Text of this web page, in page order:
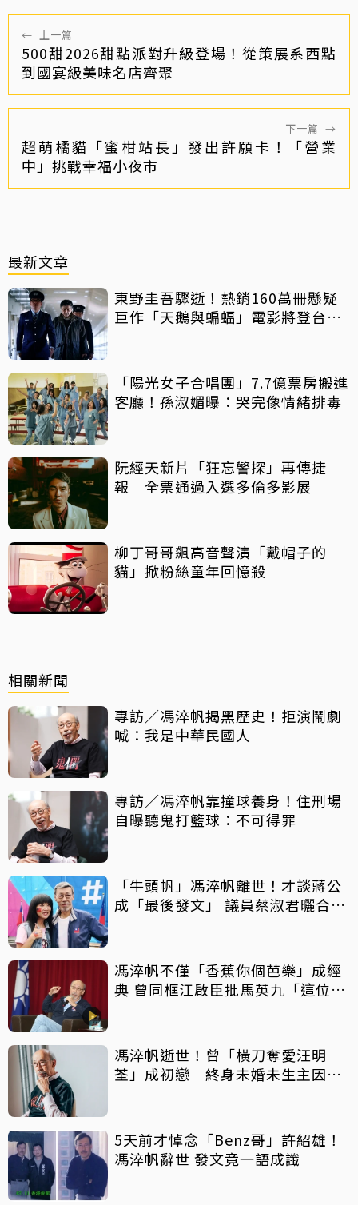
← 上一篇
500甜2026甜點派對升級登場！從策展系西點
到國宴級美味名店齊聚
下一篇 →
超萌橘貓「蜜柑站長」發出許願卡！「營業
中」挑戰幸福小夜市
最新文章
東野圭吾驟逝！熱銷160萬冊懸疑
巨作「天鵝與蝙蝠」電影將登台上
「陽光女子合唱團」7.7億票房搬進
客廳！孫淑媚曝：哭完像情緒排毒
阮經天新片「狂忘警探」再傳捷
報 全票通過入選多倫多影展
柳丁哥哥飆高音聲演「戴帽子的
貓」掀粉絲童年回憶殺
相關新聞
專訪／馮淬帆揭黑歷史！拒演鬧劇
喊：我是中華民國人
專訪／馮淬帆靠撞球養身！住刑場
自曝聽鬼打籃球：不可得罪
「牛頭帆」馮淬帆離世！才談蔣公
成「最後發文」 議員蔡淑君曬合照
馮淬帆不僅「香蕉你個芭樂」成經
典 曾同框江啟臣批馬英九「這位先
馮淬帆逝世！曾「橫刀奪愛汪明
荃」成初戀 終身未婚未生主因曝
5天前才悼念「Benz哥」許紹雄！
馮淬帆辭世 發文竟一語成讖